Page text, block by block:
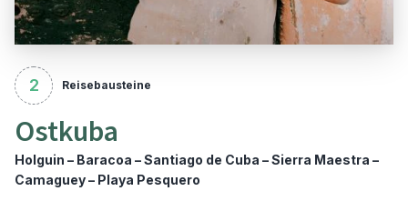
2 Reisebausteine
Ostkuba
Holguin – Baracoa – Santiago de Cuba – Sierra Maestra –
Camaguey – Playa Pesquero